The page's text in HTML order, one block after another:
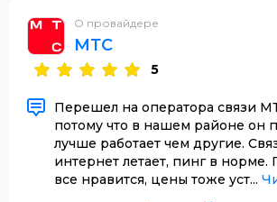
О провайдере
МТС
5
Перешел на оператора связи
потому что в нашем районе он
лучше работает чем другие.
интернет летает, пинг в норме.
все нравится, цены тоже уст...